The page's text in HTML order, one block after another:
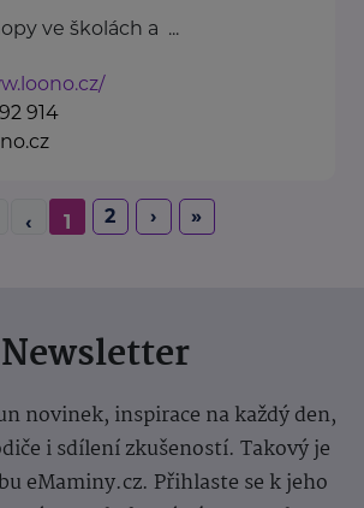
ve školách a ...
914
‹ 1 2 › »
Newsletter
novinek, inspirace na každý den,
i sdílení zkušeností. Takový je
eMaminy.cz. Přihlaste se k jeho